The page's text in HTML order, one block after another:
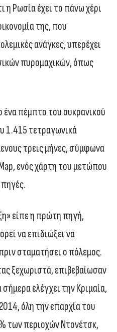
η Ρωσία έχει το πάνω χέρι
της, που
ανάγκες, υπερέχει
πυρομαχικών, όπως
πέμπτο του ουκρανικού
1.415 τετραγωνικά
τρεις μήνες, σύμφωνα
ενός χάρτη του μετώπου
είπε η πρώτη πηγή,
να επιδιώξει να
σταματήσει ο πόλεμος.
ξεχωριστά, επιβεβαίωσαν
ελέγχει την Κριμαία,
όλη την επαρχία του
των περιοχών Ντονέτσκ,